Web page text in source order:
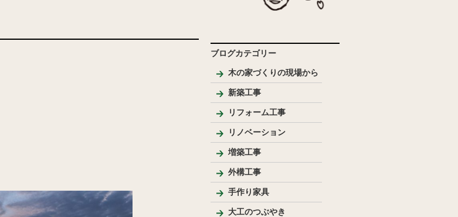
ブログカテゴリー
木の家づくりの現場から
新築工事
和風住宅
リフォーム工事
リノベーション
増築工事
外構工事
手作り家具
大工のつぶやき